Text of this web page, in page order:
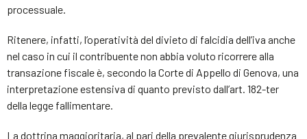
processuale.
Ritenere, infatti, l’operatività del divieto di falcidia dell’iva anche
nel caso in cui il contribuente non abbia voluto ricorrere alla
transazione fiscale è, secondo la Corte di Appello di Genova, una
interpretazione estensiva di quanto previsto dall’art. 182-ter
della legge fallimentare.
La dottrina maggioritaria, al pari della prevalente giurisprudenza